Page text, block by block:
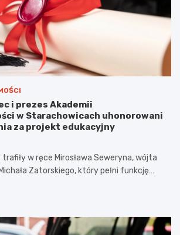
i prezes Akademii
w Starachowicach uhonorowani
za projekt edukacyjny
w ręce Mirosława Seweryna, wójta
Zatorskiego, który pełni funkcję…